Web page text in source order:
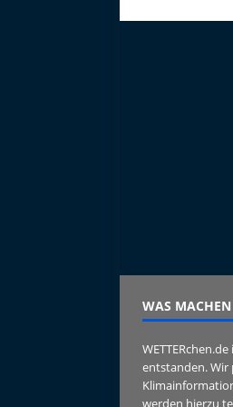
WAS
entstanden. Wir
werden hierzu